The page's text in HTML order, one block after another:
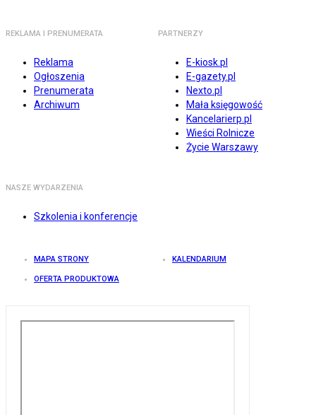
REKLAMA I PRENUMERATA
Reklama
Ogłoszenia
Prenumerata
Archiwum
PARTNERZY
E-kiosk.pl
E-gazety.pl
Nexto.pl
Mała księgowość
Kancelarierp.pl
Wieści Rolnicze
Życie Warszawy
NASZE WYDARZENIA
Szkolenia i konferencje
MAPA STRONY KALENDARIUM
OFERTA PRODUKTOWA